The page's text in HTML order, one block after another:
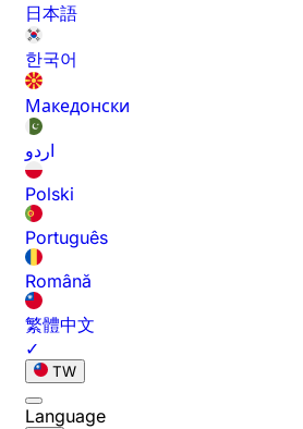
日本語
한국어
Македонски
اردو
Polski
Português
Română
繁體中文
✓
TW
Language